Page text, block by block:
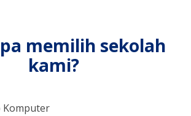
memilih sekolah
kami?